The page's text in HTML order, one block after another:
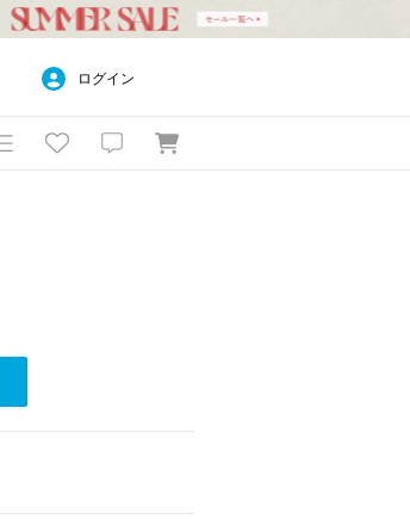
ログイン